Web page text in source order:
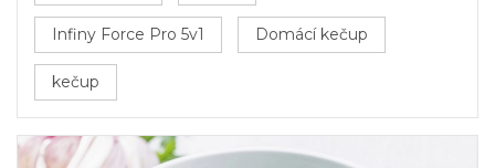
Infiny Force Pro 5v1 Domácí kečup
kečup